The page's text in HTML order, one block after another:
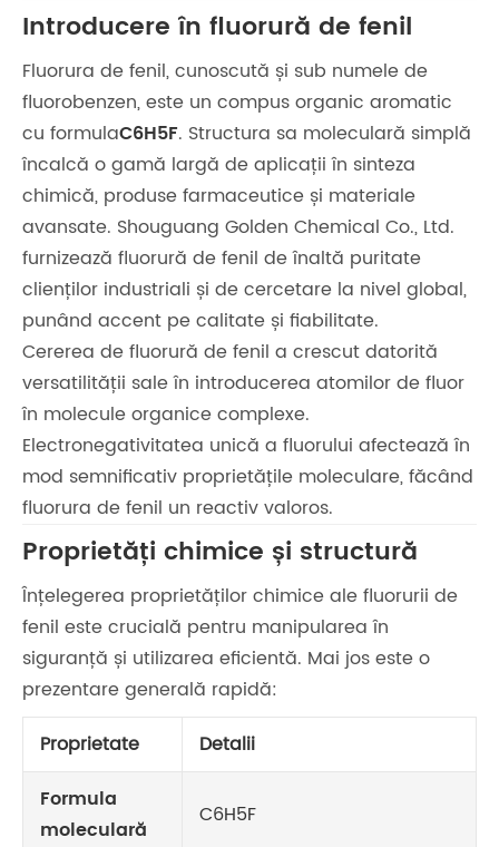
Introducere în fluorură de fenil
Fluorura de fenil, cunoscută și sub numele de
fluorobenzen, este un compus organic aromatic
cu formulaC6H5F. Structura sa moleculară simplă
încalcă o gamă largă de aplicații în sinteza
chimică, produse farmaceutice și materiale
avansate. Shouguang Golden Chemical Co., Ltd.
furnizează fluorură de fenil de înaltă puritate
clienților industriali și de cercetare la nivel global,
punând accent pe calitate și fiabilitate.
Cererea de fluorură de fenil a crescut datorită
versatilității sale în introducerea atomilor de fluor
în molecule organice complexe.
Electronegativitatea unică a fluorului afectează în
mod semnificativ proprietățile moleculare, făcând
fluorura de fenil un reactiv valoros.
Proprietăți chimice și structură
Înțelegerea proprietăților chimice ale fluorurii de
fenil este crucială pentru manipularea în
siguranță și utilizarea eficientă. Mai jos este o
prezentare generală rapidă:
Proprietate
Detalii
Formula
moleculară
C6H5F